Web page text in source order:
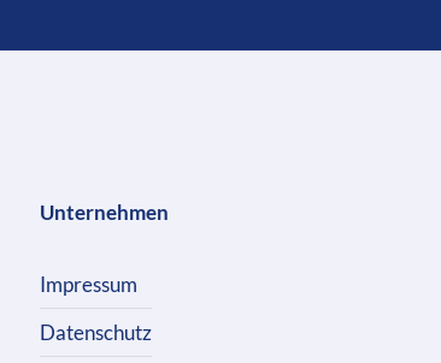
Unternehmen
Impressum
Datenschutz